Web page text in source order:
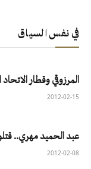
في نفس السياق
المرزوقي وقطار الاتحاد
2012-02-15
عبد الحميد مهري..
2012-02-08